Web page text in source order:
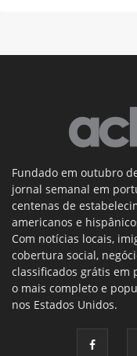
Fundado em outubro
jornal semanal em
centenas de
americanos e
Com notícias locais,
cobertura social,
classificados grátis em
o mais completo e
nos Estados Unidos.